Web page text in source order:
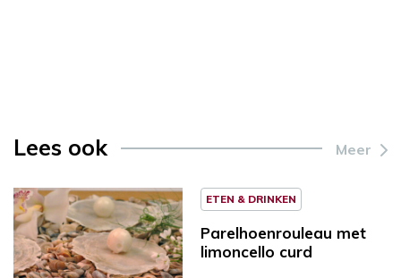
Lees ook Meer
ETEN & DRINKEN
Parelhoenrouleau met
limoncello curd